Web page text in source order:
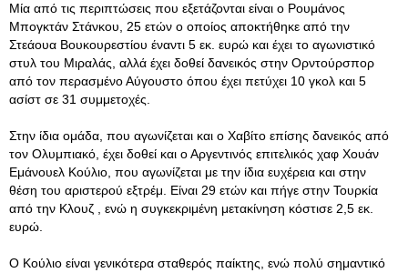
Μία από τις περιπτώσεις που εξετάζονται είναι ο Ρουμάνος
Μπογκτάν Στάνκου, 25 ετών ο οποίος αποκτήθηκε από την
Στεάουα Βουκουρεστίου έναντι 5 εκ. ευρώ και έχει το αγωνιστικό
στυλ του Μιραλάς, αλλά έχει δοθεί δανεικός στην Ορντούρσπορ
από τον περασμένο Αύγουστο όπου έχει πετύχει 10 γκολ και 5
ασίστ σε 31 συμμετοχές.
Στην ίδια ομάδα, που αγωνίζεται και ο Χαβίτο επίσης δανεικός από
τον Ολυμπιακό, έχει δοθεί και ο Αργεντινός επιτελικός χαφ Χουάν
Εμάνουελ Κούλιο, που αγωνίζεται με την ίδια ευχέρεια και στην
θέση του αριστερού εξτρέμ. Είναι 29 ετών και πήγε στην Τουρκία
από την Κλουζ , ενώ η συγκεκριμένη μετακίνηση κόστισε 2,5 εκ.
ευρώ.
Ο Κούλιο είναι γενικότερα σταθερός παίκτης, ενώ πολύ σημαντικό